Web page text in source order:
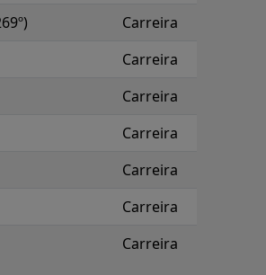
Carreira
Carreira
Carreira
Carreira
Carreira
Carreira
Carreira